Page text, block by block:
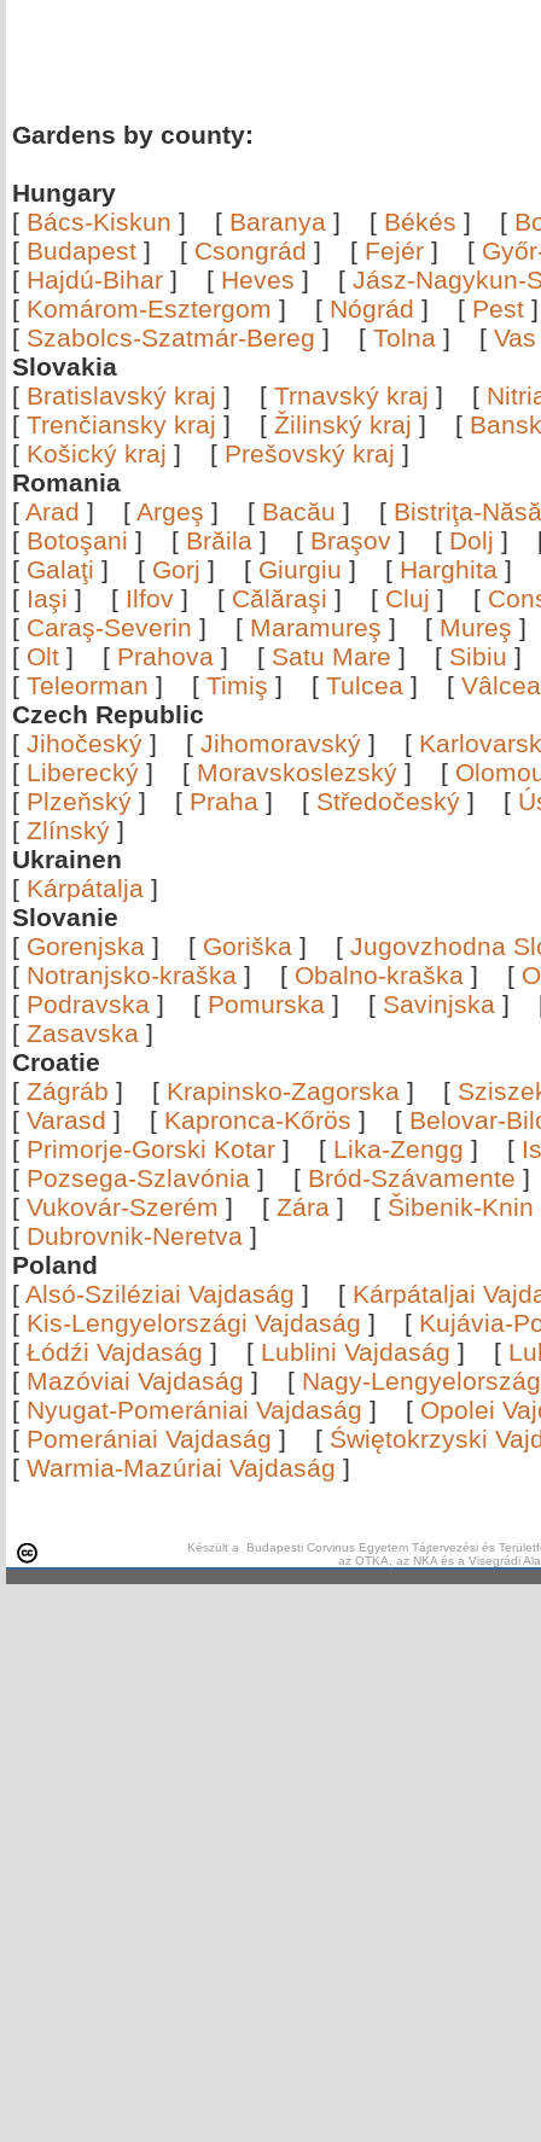
Gardens by county:
Hungary
[ Bács-Kiskun ] [ Baranya ] [ Békés ] [
[ Budapest ] [ Csongrád ] [ Fejér ] [
[ Hajdú-Bihar ] [ Heves ] [ Jász-Nagykun-
[ Komárom-Esztergom ] [ Nógrád ] [ Pest
[ Szabolcs-Szatmár-Bereg ] [ Tolna ] [ Vas
Slovakia
[ Bratislavský kraj ] [ Trnavský kraj ] [
[ Trenčiansky kraj ] [ Žilinský kraj ] [
[ Košický kraj ] [ Prešovský kraj ]
Romania
[ Arad ] [ Argeş ] [ Bacău ] [ Bistriţa-
[ Botoşani ] [ Brăila ] [ Braşov ] [ Dolj ]
[ Galaţi ] [ Gorj ] [ Giurgiu ] [ Harghita ]
[ Iaşi ] [ Ilfov ] [ Călăraşi ] [ Cluj ] [
[ Caraş-Severin ] [ Maramureş ] [ Mureş
[ Olt ] [ Prahova ] [ Satu Mare ] [ Sibiu
[ Teleorman ] [ Timiş ] [ Tulcea ] [
Czech Republic
[ Jihočeský ] [ Jihomoravský ] [
[ Liberecký ] [ Moravskoslezský ] [
[ Plzeňský ] [ Praha ] [ Středočeský ] [
[ Zlínský ]
Ukrainen
[ Kárpátalja ]
Slovanie
[ Gorenjska ] [ Goriška ] [ Jugovzhodna
[ Notranjsko-kraška ] [ Obalno-kraška ] [
[ Podravska ] [ Pomurska ] [ Savinjska ]
[ Zasavska ]
Croatie
[ Zágráb ] [ Krapinsko-Zagorska ] [
[ Varasd ] [ Kapronca-Kőrös ] [ Belovar-
[ Primorje-Gorski Kotar ] [ Lika-Zengg ] [
[ Pozsega-Szlavónia ] [ Bród-Szávamente
[ Vukovár-Szerém ] [ Zára ] [ Šibenik-Knin
[ Dubrovnik-Neretva ]
Poland
[ Alsó-Sziléziai Vajdaság ] [ Kárpátaljai
[ Kis-Lengyelországi Vajdaság ] [ Kujávia-
[ Łódźi Vajdaság ] [ Lublini Vajdaság ] [
[ Mazóviai Vajdaság ] [ Nagy-
[ Nyugat-Pomerániai Vajdaság ] [ Opolei
[ Pomerániai Vajdaság ] [ Świętokrzyski
[ Warmia-Mazúriai Vajdaság ]
Készült a Budapesti Corvinus Egyetem Tájtervezési és
az OTKA, az NKA és a Visegrádi